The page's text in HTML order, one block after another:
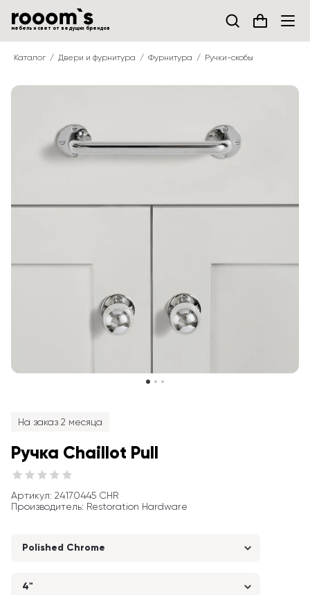
мебель и свет от ведущих брендов
Каталог Двери и фурнитура Фурнитура Ручки-скобы
На заказ 2 месяца
Ручка Chaillot Pull
Артикул: 24170445 CHR
Производитель: Restoration Hardware
Polished Chrome
4"